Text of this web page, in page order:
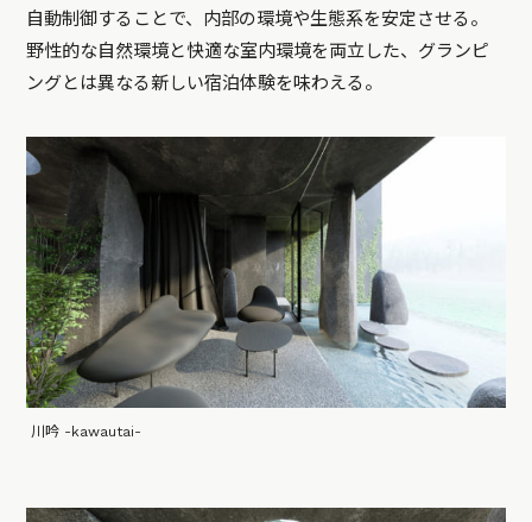
自動制御することで、内部の環境や生態系を安定させる。
野性的な自然環境と快適な室内環境を両立した、グランピ
ングとは異なる新しい宿泊体験を味わえる。
川吟 -kawautai-